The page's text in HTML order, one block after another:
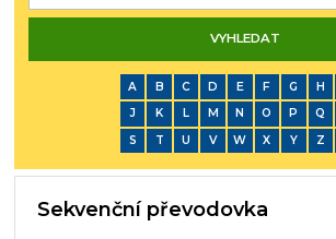
A B C D E F G H
J
K L M N O P Q
S
T U V W X Y Z
Sekvenční převodovka